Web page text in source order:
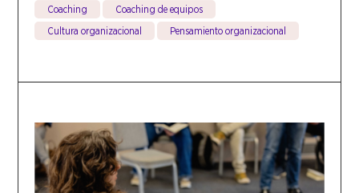
Coaching
Coaching de equipos
Cultura organizacional
Pensamiento organizacional